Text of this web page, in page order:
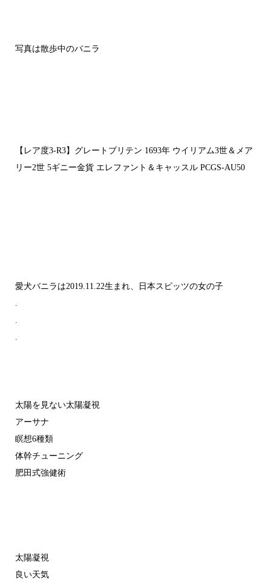
写真は散歩中のバニラ
【レア度3-R3】グレートブリテン 1693年 ウイリアム3世＆メア
リー2世 5ギニー金貨 エレファント＆キャッスル PCGS-AU50
愛犬バニラは2019.11.22生まれ、日本スピッツの女の子
.
.
.
太陽を見ない太陽凝視
アーサナ
瞑想6種類
体幹チューニング
肥田式強健術
太陽凝視
良い天気